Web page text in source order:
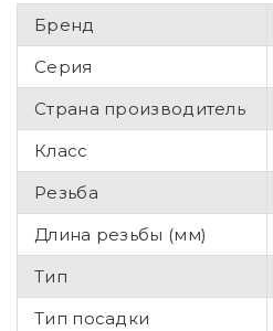
Бренд
Серия
Страна производитель
Класс
Резьба
Длина резьбы (мм)
Тип
Тип посадки